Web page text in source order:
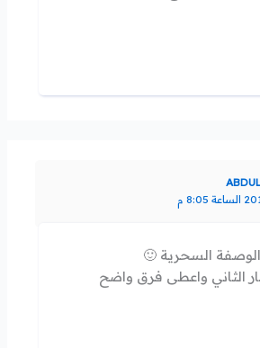
السحرية 🙂
الثاني واعطى فرق واضح